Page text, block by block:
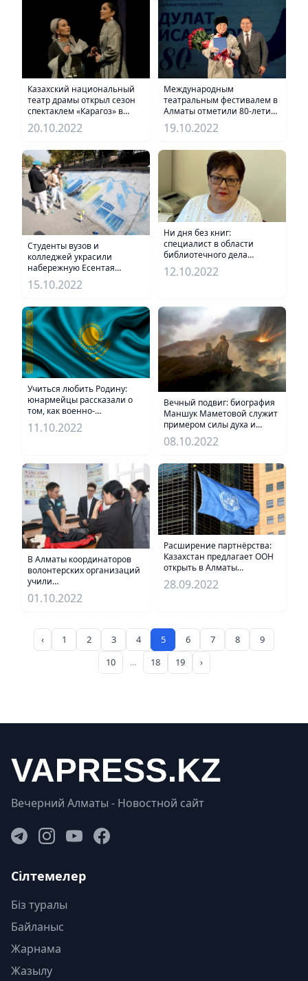
Казахский национальный
театр драмы открыл сезон
спектаклем «Карагоз» в
честь 125-
летия Мухтара Ауэзова
20.10.2022
Международным
театральным фестивалем в
Алматы отметили 80-летие
Дулата Исабекова
19.10.2022
Студенты вузов и
колледжей украсили
набережную Есентая
рисунками ко Дню
Республики
15.10.2022
Ни дня без книг:
специалист в области
библиотечного дела
поделилась нюансами
своей профессии
12.10.2022
Учиться любить Родину:
юнармейцы рассказали о
том, как военно-
патриотическое воспитание
помогает им в жизни
11.10.2022
Вечный подвиг: биография
Маншук Маметовой служит
примером силы духа и
преданности Родине
08.10.2022
В Алматы координаторов
волонтерских организаций
учили
оказывать первую помощь
01.10.2022
Расширение партнёрства:
Казахстан предлагает ООН
открыть в Алматы
региональный центр по
устойчивому развитию
28.09.2022
‹ 1 2 3 4 5 6 7 8
9
10
... 18 19 ›
Вечерний Алматы - Новостной сайт
Сілтемелер
Біз туралы
Байланыс
Жарнама
Жазылу